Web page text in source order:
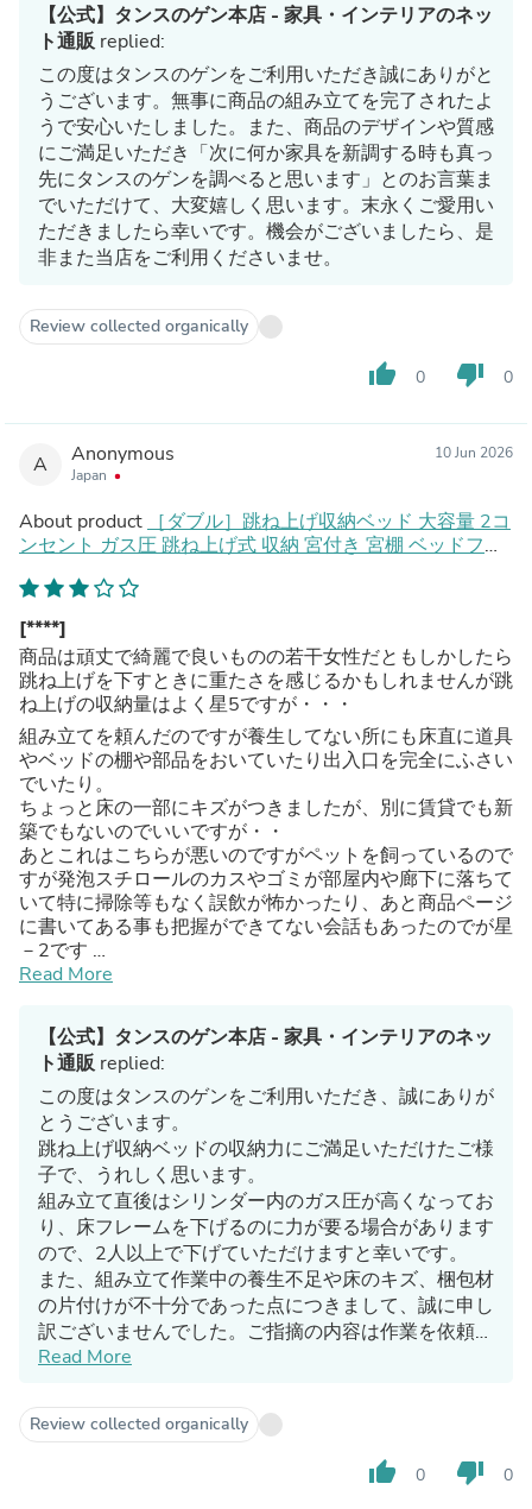
【公式】タンスのゲン本店 - 家具・インテリアのネッ
ト通販replied:
この度はタンスのゲンをご利用いただき誠にありがと
うございます。無事に商品の組み立てを完了されたよ
うで安心いたしました。また、商品のデザインや質感
にご満足いただき「次に何か家具を新調する時も真っ
先にタンスのゲンを調べると思います」とのお言葉ま
でいただけて、大変嬉しく思います。末永くご愛用い
ただきましたら幸いです。機会がございましたら、是
非また当店をご利用くださいませ。
Review collected organically
thumb_up 0 thumb_down 0
A Anonymous
Japan
10 Jun 2026
About product
［ダブル］跳ね上げ収納ベッド 大容量 2コ
ンセント ガス圧 跳ね上げ式 収納 宮付き 宮棚 ベッドフレ
[****]
商品は頑丈で綺麗で良いものの若干女性だともしかしたら
跳ね上げを下すときに重たさを感じるかもしれませんが跳
ね上げの収納量はよく星5ですが・・・
組み立てを頼んだのですが養生してない所にも床直に道具
やベッドの棚や部品をおいていたり出入口を完全にふさい
でいたり。
ちょっと床の一部にキズがつきましたが、別に賃貸でも新
築でもないのでいいですが・・
あとこれはこちらが悪いのですがペットを飼っているので
すが発泡スチロールのカスやゴミが部屋内や廊下に落ちて
いて特に掃除等もなく誤飲が怖かったり、あと商品ページ
に書いてある事も把握ができてない会話もあったのでが星
－2です
商品は今のところ完璧ですごくいい品です！
Read More
【公式】タンスのゲン本店 - 家具・インテリアのネッ
ト通販replied:
この度はタンスのゲンをご利用いただき、誠にありが
とうございます。
跳ね上げ収納ベッドの収納力にご満足いただけたご様
子で、うれしく思います。
組み立て直後はシリンダー内のガス圧が高くなってお
り、床フレームを下げるのに力が要る場合があります
ので、2人以上で下げていただけますと幸いです。
また、組み立て作業中の養生不足や床のキズ、梱包材
の片付けが不十分であった点につきまして、誠に申し
訳ございませんでした。ご指摘の内容は作業を依頼し
ている業者に共有し、改善に努めてまいります。
問い合わせくださいませ。
Read More
Review collected organically
thumb_up 0 thumb_down 0